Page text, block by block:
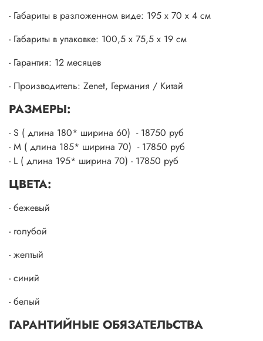
- Габариты в разложенном виде: 195 х 70 х 4 cм
- Габариты в упаковке: 100,5 х 75,5 х 19 cм
- Гарантия: 12 месяцев
- Производитель: Zenet, Германия / Китай
РАЗМЕРЫ:
- S ( длина 180* ширина 60) - 18750 руб
- M ( длина 185* ширина 70) - 17850 руб
- L ( длина 195* ширина 70) - 17850 руб
ЦВЕТА:
- бежевый
- голубой
- желтый
- синий
- белый
ГАРАНТИЙНЫЕ ОБЯЗАТЕЛЬСТВА